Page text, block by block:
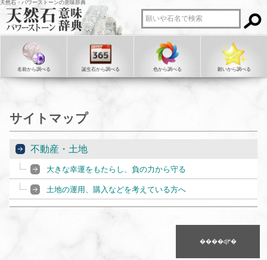
天然石・パワーストーンの意味辞典
名前から調べる 誕生石から調べる 色から調べる 願いから調べる
サイトマップ
不動産・土地
大きな幸運をもたらし、負の力から守る
土地の運用、購入などを考えている方へ
����ɖ߂�